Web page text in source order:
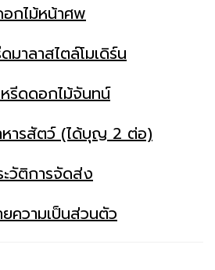
กไม้หน้าศพ
าลาสไตล์โมเดิร์น
รีดดอกไม้จันทน์
ารสัตว์ (ได้บุญ 2 ต่อ)
ะวัติการจัดส่ง
ยความเป็นส่วนตัว